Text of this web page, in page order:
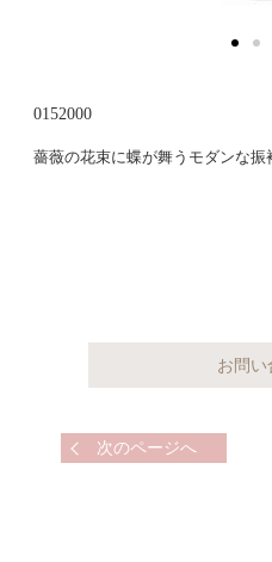
0152000
薔薇の花束に蝶が舞うモダンな振
次のページへ